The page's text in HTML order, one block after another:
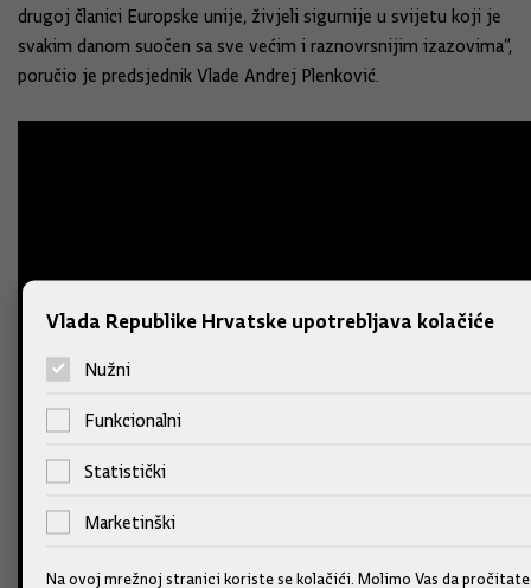
drugoj članici Europske unije, živjeli sigurnije u svijetu koji je
svakim danom suočen sa sve većim i raznovrsnijim izazovima“,
poručio je predsjednik Vlade Andrej Plenković.
Vlada Republike Hrvatske upotrebljava kolačiće
Nužni
Funkcionalni
Statistički
Marketinški
Na ovoj mrežnoj stranici koriste se kolačići. Molimo Vas da